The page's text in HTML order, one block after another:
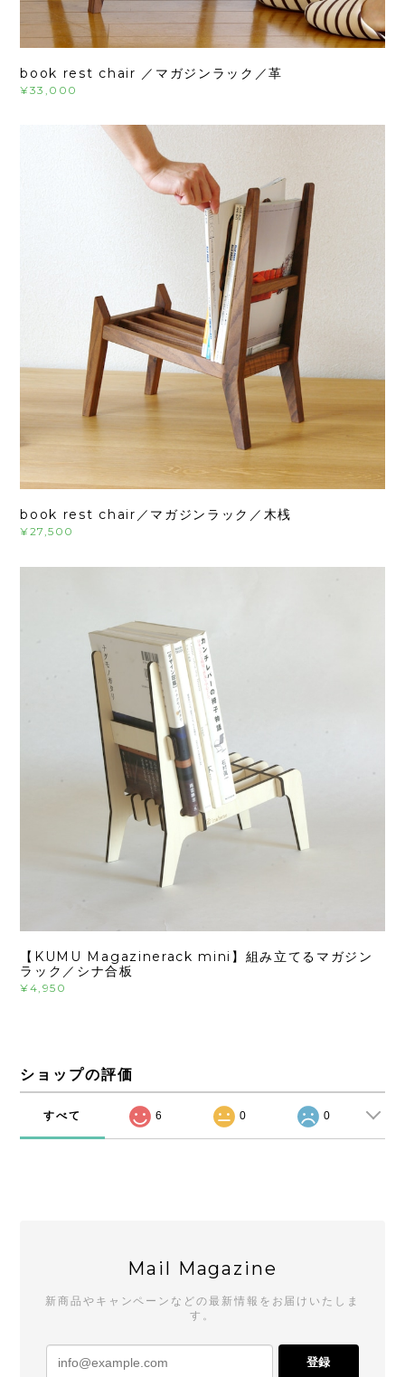
book rest chair ／マガジンラック／革
¥33,000
book rest chair／マガジンラック／木桟
¥27,500
【KUMU Magazinerack mini】組み立てるマガジン
ラック／シナ合板
¥4,950
ショップの評価
すべて 6 0 0
Mail Magazine
新商品やキャンペーンなどの最新情報をお届けいたしま
す。
登録